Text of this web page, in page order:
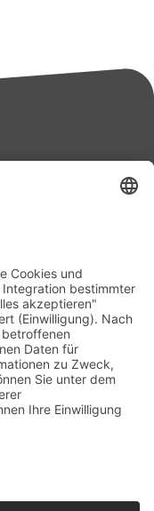
Bundestages